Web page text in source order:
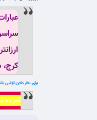
کرج،
برای نظر دادن اولین
آجر ده